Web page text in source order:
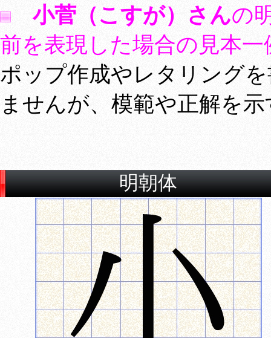
小菅（こすが）さんの
前を表現した場合の見本
ポップ作成やレタリング
ませんが、模範や正解を
明朝体